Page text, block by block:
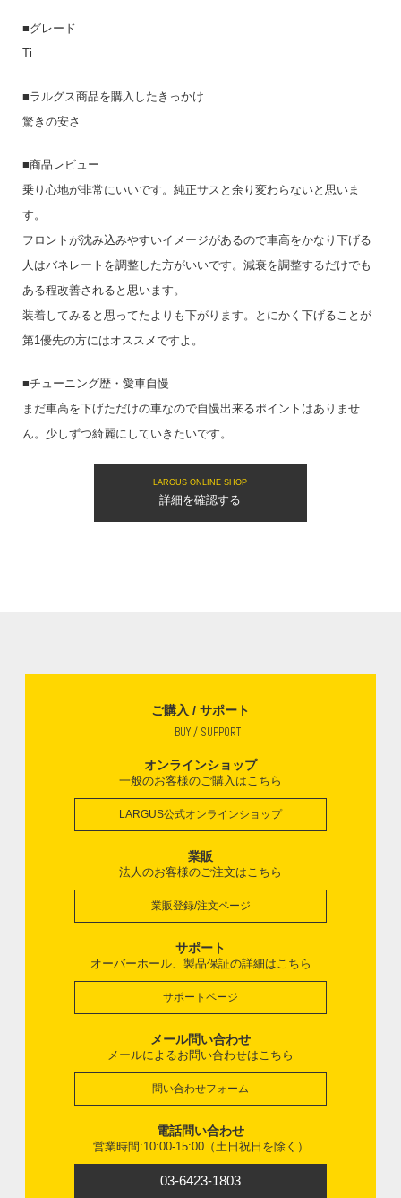
■グレード
Ti
■ラルグス商品を購入したきっかけ
驚きの安さ
■商品レビュー
乗り心地が非常にいいです。純正サスと余り変わらないと思いま
す。
フロントが沈み込みやすいイメージがあるので車高をかなり下げる
人はバネレートを調整した方がいいです。減衰を調整するだけでも
ある程改善されると思います。
装着してみると思ってたよりも下がります。とにかく下げることが
第1優先の方にはオススメですよ。
■チューニング歴・愛車自慢
まだ車高を下げただけの車なので自慢出来るポイントはありませ
ん。少しずつ綺麗にしていきたいです。
LARGUS ONLINE SHOP
詳細を確認する
ご購入 / サポート
BUY / SUPPORT
オンラインショップ
一般のお客様のご購入はこちら
LARGUS公式オンラインショップ
業販
法人のお客様のご注文はこちら
業販登録/注文ページ
サポート
オーバーホール、製品保証の詳細はこちら
サポートページ
メール問い合わせ
メールによるお問い合わせはこちら
問い合わせフォーム
電話問い合わせ
営業時間:10:00-15:00（土日祝日を除く）
03-6423-1803